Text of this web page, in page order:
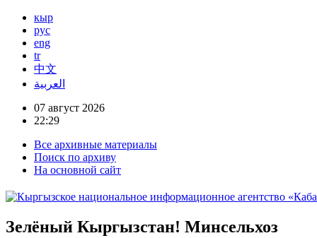
кыр
рус
eng
tr
中文
العربية
07 август 2026
22:29
Все архивные материалы
Поиск по архиву
На основной сайт
Зелёный Кыргызстан! Минсельхоз